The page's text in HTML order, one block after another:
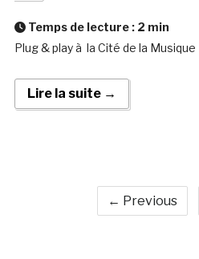
Temps de lecture : 2 min
Plug & play à la Cité de la Musique
Lire la suite →
← Previous